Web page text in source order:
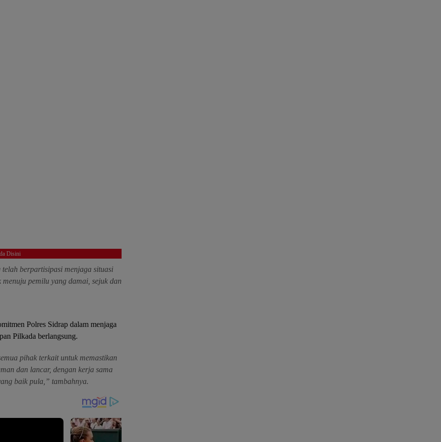
Disini
berpartisipasi menjaga situasi
pemilu yang damai, sejuk dan
Polres Sidrap dalam menjaga
Pilkada berlangsung.
pihak terkait untuk memastikan
dan lancar, dengan kerja sama
baik pula,” tambahnya.